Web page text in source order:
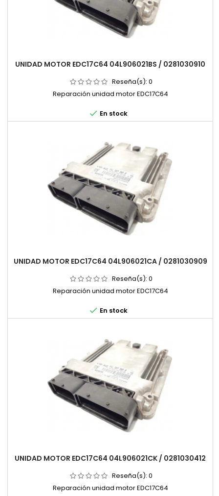
UNIDAD MOTOR EDC17C64 04L906021BS / 0281030910
Reseña(s): 0
Reparación unidad motor EDC17C64
 En stock
UNIDAD MOTOR EDC17C64 04L906021CA / 0281030909
Reseña(s): 0
Reparación unidad motor EDC17C64
 En stock
UNIDAD MOTOR EDC17C64 04L906021CK / 0281030412
Reseña(s): 0
Reparación unidad motor EDC17C64